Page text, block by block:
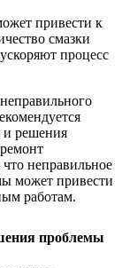
привести к
смазки
процесс
и решения
неправильное
может привести
работам.
проблемы